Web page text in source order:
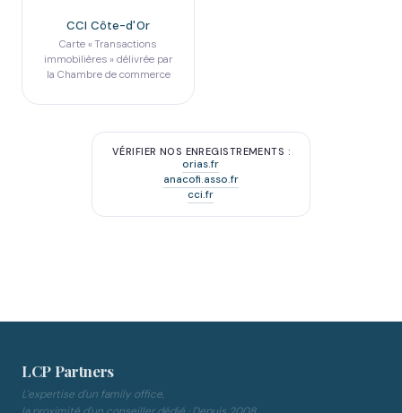
CCI Côte-d'Or
Carte « Transactions
immobilières » délivrée par
la Chambre de commerce
VÉRIFIER NOS ENREGISTREMENTS :
orias.fr
anacofi.asso.fr
cci.fr
LCP Partners
L'expertise d'un family office,